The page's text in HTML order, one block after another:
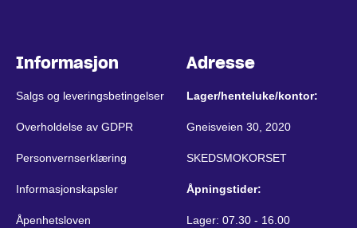
Informasjon
Salgs og leveringsbetingelser
Overholdelse av GDPR
Personvernserklæring
Informasjonskapsler
Åpenhetsloven
Adresse
Lager/henteluke/kontor:
Gneisveien 30, 2020
SKEDSMOKORSET
Åpningstider:
Lager: 07.30 - 16.00